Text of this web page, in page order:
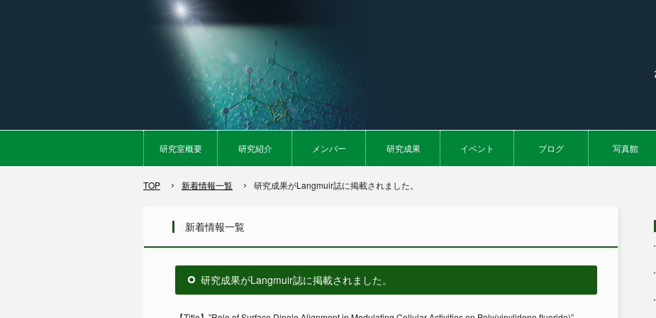
研究室概要 研究紹介 メンバー 研究成果 イベント ブログ 写真館
TOP 新着情報一覧 研究成果がLangmuir誌に掲載されました。
新着情報一覧
研究成果がLangmuir誌に掲載されました。